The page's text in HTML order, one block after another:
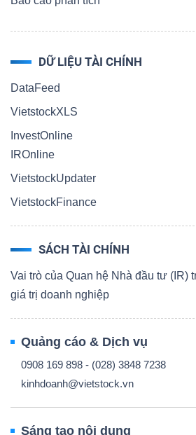
DỮ LIỆU TÀI CHÍNH
DataFeed
VietstockXLS
InvestOnline
IROnline
VietstockUpdater
VietstockFinance
SÁCH TÀI CHÍNH
Vai trò của Quan hệ Nhà đầu tư (IR)
giá trị doanh nghiệp
Quảng cáo & Dịch vụ
0908 169 898 - (028) 3848 7238
kinhdoanh@vietstock.vn
Sáng tạo nội dung